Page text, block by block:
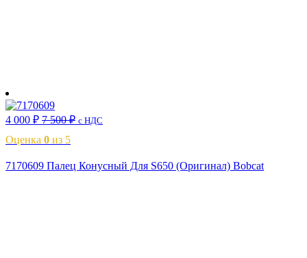
4 000 ₽ 7 500₽ с НДС
Оценка 0 из 5
7170609 Палец Конусный Для S650 (Оригинал) Bobcat